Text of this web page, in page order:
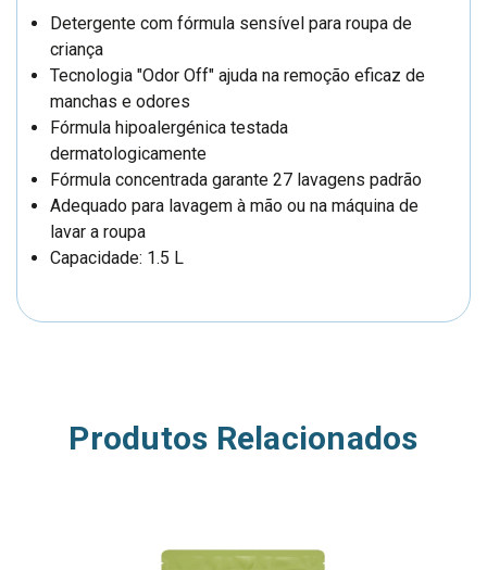
Detergente com fórmula sensível para roupa de
criança
Tecnologia "Odor Off" ajuda na remoção eficaz de
manchas e odores
Fórmula hipoalergénica testada
dermatologicamente
Fórmula concentrada garante 27 lavagens padrão
Adequado para lavagem à mão ou na máquina de
lavar a roupa
Capacidade: 1.5 L
Produtos Relacionados